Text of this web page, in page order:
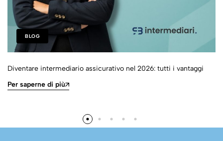
BLOG
Diventare intermediario assicurativo nel 2026: tutti i vantaggi
Per saperne di più